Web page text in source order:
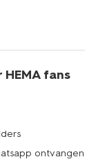
HEMA fans
ontvangen